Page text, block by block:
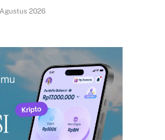
2026